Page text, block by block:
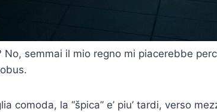
No, semmai il mio regno mi piacerebbe
comoda, la “špica” e’ piu’ tardi, verso